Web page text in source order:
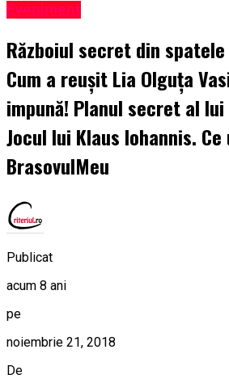
Eveniment
Războiul secret din
Cum a reușit Lia Olguța
impună! Planul secret al
Jocul lui Klaus Iohannis. Ce
BrasovulMeu
Publicat
acum 8 ani
pe
noiembrie 21, 2018
De